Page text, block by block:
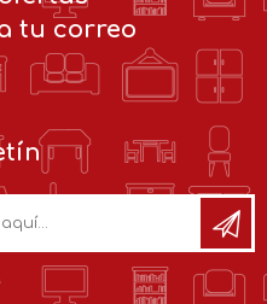
tu correo